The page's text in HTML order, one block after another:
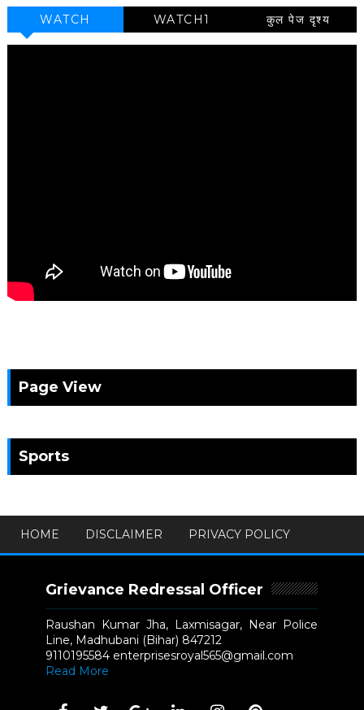
WATCH WATCH1 कुल पेज दृश्य
Page View
Sports
HOME DISCLAIMER PRIVACY POLICY
Grievance Redressal Officer
Raushan Kumar Jha, Laxmisagar, Near Police
Line, Madhubani (Bihar) 847212
9110195584 enterprisesroyal565@gmail.com
Read More